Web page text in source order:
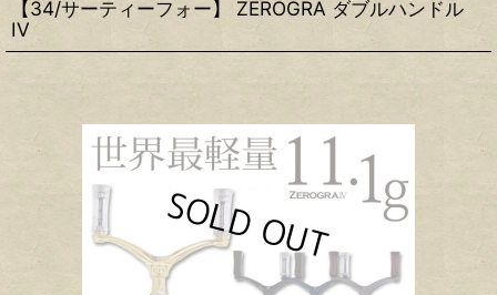
【34/サーティーフォー】 ZEROGRA ダブルハンドル
IV